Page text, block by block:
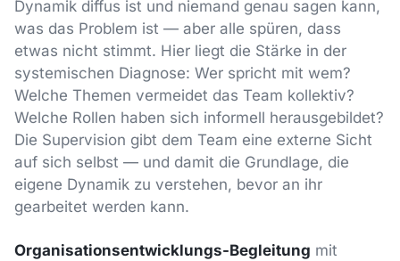
Dynamik diffus ist und niemand genau sagen kann,
was das Problem ist — aber alle spüren, dass
etwas nicht stimmt. Hier liegt die Stärke in der
systemischen Diagnose: Wer spricht mit wem?
Welche Themen vermeidet das Team kollektiv?
Welche Rollen haben sich informell herausgebildet?
Die Supervision gibt dem Team eine externe Sicht
auf sich selbst — und damit die Grundlage, die
eigene Dynamik zu verstehen, bevor an ihr
gearbeitet werden kann.
Organisationsentwicklungs-Begleitung mit